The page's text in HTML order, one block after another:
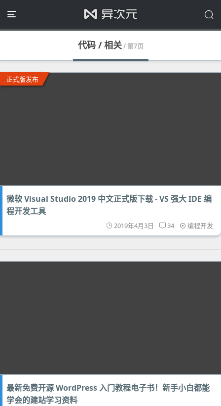
代码 / 相关/ 第7页
正式版发布
微软 Visual Studio 2019 中文正式版下载 - VS 强大 IDE 编
程开发工具
2019年4月3日 34 编程开发
最新免费开源 WordPress 入门教程电子书！新手小白都能
学会的建站学习资料